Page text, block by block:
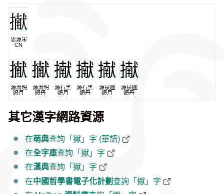
思源宋
CN
源流明
體月
源流明
體丹
源石黑
體月
源石黑
體丹
源泉圓
體月
源泉圓
體丹
其它漢字網路資源
在萌典查詢「擜」字 (華語)
在全字庫查詢「擜」字
在漢典查詢「擜」字
在中國哲學書電子化計劃查詢「擜」字